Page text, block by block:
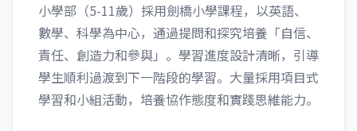
小學部（5-11歲）採用劍橋小學課程，以英語、
數學、科學為中心，通過提問和探究培養「自信、
責任、創造力和參與」。學習進度設計清晰，引導
學生順利過渡到下一階段的學習。大量採用項目式
學習和小組活動，培養協作態度和實踐思維能力。